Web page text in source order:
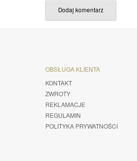
OBSŁUGA KLIENTA
KONTAKT
ZWROTY
REKLAMACJE
REGULAMIN
POLITYKA PRYWATNOŚCI